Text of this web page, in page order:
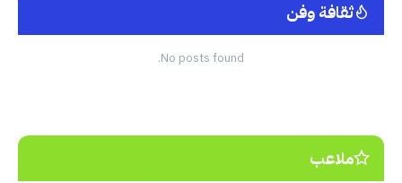
ثقافة وفن
No posts found.
ملاعب